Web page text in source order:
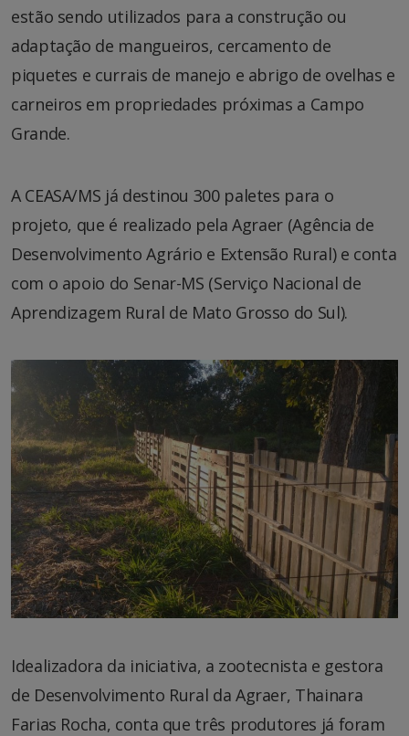
estão sendo utilizados para a construção ou
adaptação de mangueiros, cercamento de
piquetes e currais de manejo e abrigo de ovelhas e
carneiros em propriedades próximas a Campo
Grande.
A CEASA/MS já destinou 300 paletes para o
projeto, que é realizado pela Agraer (Agência de
Desenvolvimento Agrário e Extensão Rural) e conta
com o apoio do Senar-MS (Serviço Nacional de
Aprendizagem Rural de Mato Grosso do Sul).
Idealizadora da iniciativa, a zootecnista e gestora
de Desenvolvimento Rural da Agraer, Thainara
Farias Rocha, conta que três produtores já foram